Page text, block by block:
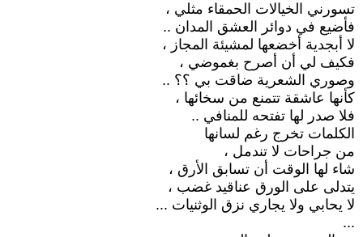
تسورني الخيالات الحمقاء مثلي ،
فأضيع في دوائر العشق المدان ..
لا أبجدية أخضعها لمشيئة المجاز ،
فكيف لي أن أصرح بغموضي ،
وصوري الشعرية ضاقت بي ؟؟ ..
كأنها عاشقة تتمنع من سخائها ،
فلا صدر لها تفتحه للمنافي ..
الكلمات تخرج رغم لسانها
من جراحات لا تندمل ،
شاء لها الوقت أن تسابق الأرق ،
يتدلى على الورق عناقيد غضب ،
لا يحابي ولا يجاري نزق الوثنيات ...
...